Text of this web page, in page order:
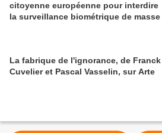
citoyenne européenne pour interdire
la surveillance biométrique de masse
La fabrique de l'ignorance, de Franck
Cuvelier et Pascal Vasselin, sur Arte